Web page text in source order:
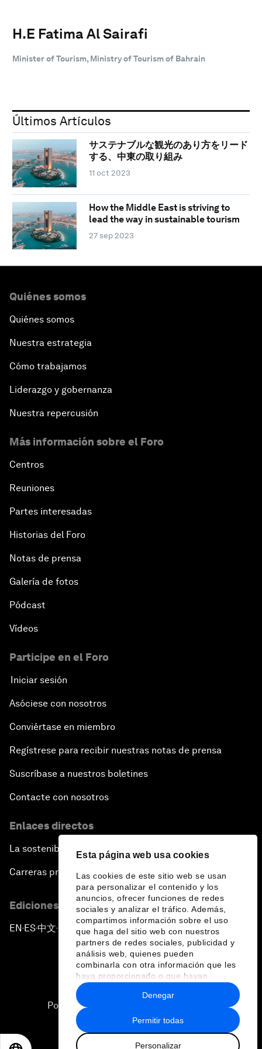
Esta página web usa cookies
Las cookies de este sitio web se usan
para personalizar el contenido y los
anuncios, ofrecer funciones de redes
sociales y analizar el tráfico. Además,
compartimos información sobre el uso
que haga del sitio web con nuestros
partners de redes sociales, publicidad y
análisis web, quienes pueden
combinarla con otra información que les
haya proporcionado o que hayan
recopilado a partir del uso que haya
hecho de sus servicios.
Permitir todas
Personalizar
Denegar
H.E Fatima Al Sairafi
Minister of Tourism, Ministry of Tourism of Bahrain
Últimos Artículos
サステナブルな観光のあり方をリード
する、中東の取り組み
11 oct 2023
How the Middle East is striving to
lead the way in sustainable tourism
27 sep 2023
Quiénes somos
Quiénes somos
Nuestra estrategia
Cómo trabajamos
Liderazgo y gobernanza
Nuestra repercusión
Más información sobre el Foro
Centros
Reuniones
Partes interesadas
Historias del Foro
Notas de prensa
Galería de fotos
Pódcast
Vídeos
Participe en el Foro
Iniciar sesión
Asóciese con nosotros
Conviértase en miembro
Regístrese para recibir nuestras notas de prensa
Suscríbase a nuestros boletines
Contacte con nosotros
Enlaces directos
La sostenibilidad en el Foro
Carreras profesionales
Ediciones en otros idiomas
EN ▪ES▪中文▪ 日本語
Política de privacidad y normas de uso
Sitemap